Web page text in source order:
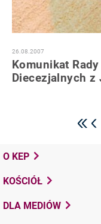
26.08.2007
Komunikat
Diecezjalnych z
O KEP
KOŚCIÓŁ
DLA MEDIÓW